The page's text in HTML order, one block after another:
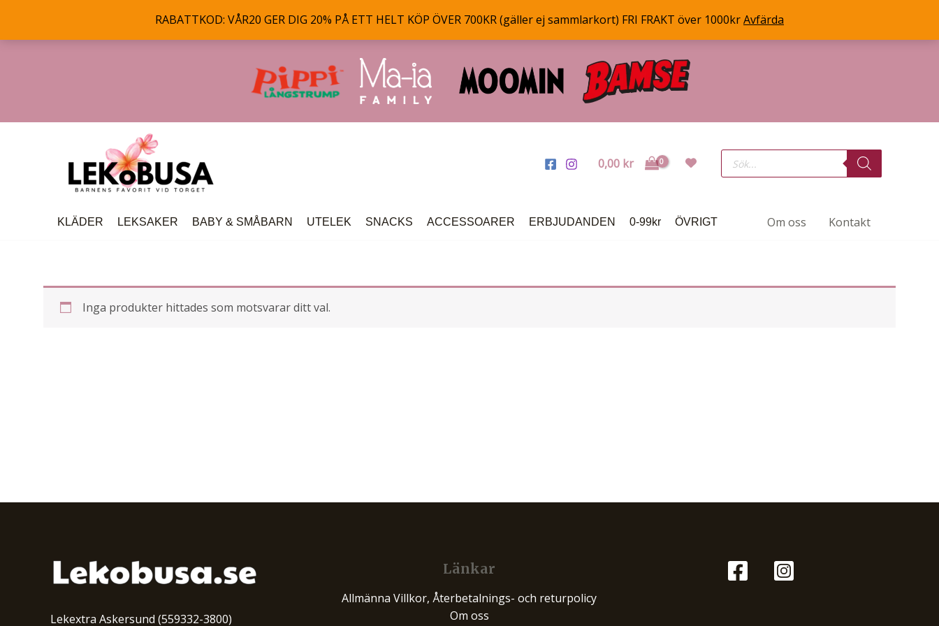
RABATTKOD: VÅR20 GER DIG 20% PÅ ETT HELT KÖP ÖVER 700KR (gäller ej sammlarkort) FRI FRAKT över 1000krAvfärda
0,00 kr
Products
search
KLÄDER LEKSAKER BABY & SMÅBARN UTELEK SNACKS ACCESSOARER ERBJUDANDEN 0-99kr ÖVRIGT Om oss Kontakt
Inga produkter hittades som motsvarar ditt val.
Lekextra Askersund (559332-3800)
Länkar
Allmänna Villkor, Återbetalnings- och returpolicy
Om oss